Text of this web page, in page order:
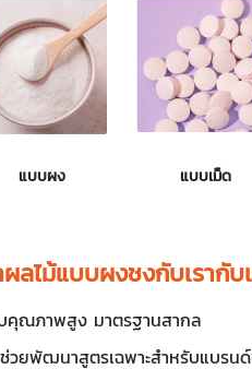
แบบผง แบบเม็ด
ลไม้แบบผงชงกับเรากับ
คุณภาพสูง มาตรฐานสากล
วยพัฒนาสูตรเฉพาะสำหรับแบร